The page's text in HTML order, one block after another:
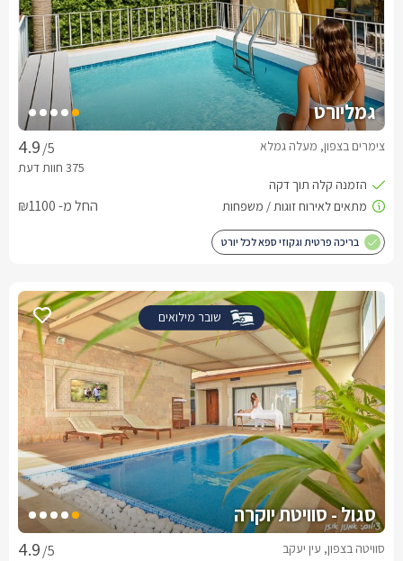
גמליורט
/5 צימרים בצפון, מעלה גמלא
החל מ- ₪1100
בריכה פרטית וגקוזי ספא לכל יורט
שובר מילואים
סגול - סוויטת יוקרה
/5 סוויטה בצפון, עין יעקב